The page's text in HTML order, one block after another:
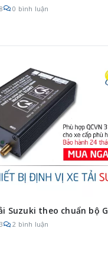
0 bình luận
Suzuki theo chuẩn bộ
2 bình luận